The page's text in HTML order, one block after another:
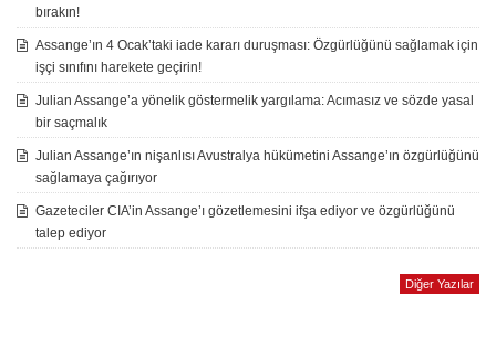
bırakın!
Assange’ın 4 Ocak’taki iade kararı duruşması: Özgürlüğünü sağlamak için
işçi sınıfını harekete geçirin!
Julian Assange’a yönelik göstermelik yargılama: Acımasız ve sözde yasal
bir saçmalık
Julian Assange’ın nişanlısı Avustralya hükümetini Assange’ın özgürlüğünü
sağlamaya çağırıyor
Gazeteciler CIA’in Assange’ı gözetlemesini ifşa ediyor ve özgürlüğünü
talep ediyor
Diğer Yazılar